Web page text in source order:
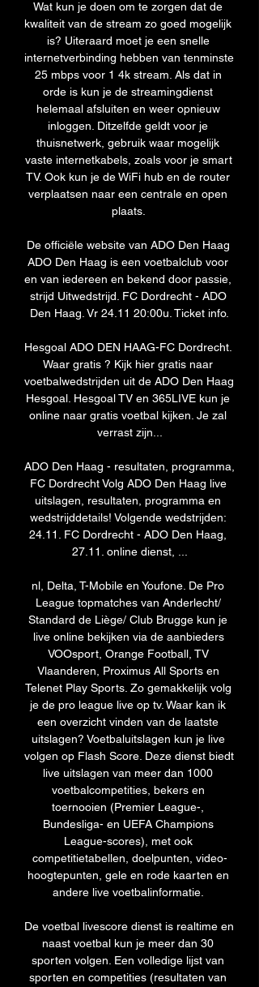
Wat kun je doen om te zorgen dat de
kwaliteit van de stream zo goed mogelijk
is? Uiteraard moet je een snelle
internetverbinding hebben van tenminste
25 mbps voor 1 4k stream. Als dat in
orde is kun je de streamingdienst
helemaal afsluiten en weer opnieuw
inloggen. Ditzelfde geldt voor je
thuisnetwerk, gebruik waar mogelijk
vaste internetkabels, zoals voor je smart
TV. Ook kun je de WiFi hub en de router
verplaatsen naar een centrale en open
plaats.
De officiële website van ADO Den Haag
ADO Den Haag is een voetbalclub voor
en van iedereen en bekend door passie,
strijd Uitwedstrijd. FC Dordrecht - ADO
Den Haag. Vr 24.11 20:00u. Ticket info.
Hesgoal ADO DEN HAAG-FC Dordrecht.
Waar gratis ? Kijk hier gratis naar
voetbalwedstrijden uit de ADO Den Haag
Hesgoal. Hesgoal TV en 365LIVE kun je
online naar gratis voetbal kijken. Je zal
verrast zijn...
ADO Den Haag - resultaten, programma,
FC Dordrecht Volg ADO Den Haag live
uitslagen, resultaten, programma en
wedstrijddetails! Volgende wedstrijden:
24.11. FC Dordrecht - ADO Den Haag,
27.11. online dienst, ...
nl, Delta, T-Mobile en Youfone. De Pro
League topmatches van Anderlecht/
Standard de Liège/ Club Brugge kun je
live online bekijken via de aanbieders
VOOsport, Orange Football, TV
Vlaanderen, Proximus All Sports en
Telenet Play Sports. Zo gemakkelijk volg
je de pro league live op tv. Waar kan ik
een overzicht vinden van de laatste
uitslagen? Voetbaluitslagen kun je live
volgen op Flash Score. Deze dienst biedt
live uitslagen van meer dan 1000
voetbalcompetities, bekers en
toernooien (Premier League-,
Bundesliga- en UEFA Champions
League-scores), met ook
competitietabellen, doelpunten, video-
hoogtepunten, gele en rode kaarten en
andere live voetbalinformatie.
De voetbal livescore dienst is realtime en
naast voetbal kun je meer dan 30
sporten volgen. Een volledige lijst van
sporten en competities (resultaten van